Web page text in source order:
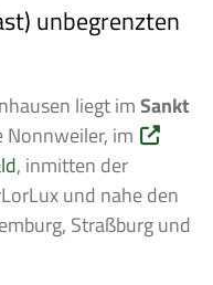
unbegrenzten
liegt imSankt
Nonnweiler, im
, inmitten der
und nahe den
Straßburg und